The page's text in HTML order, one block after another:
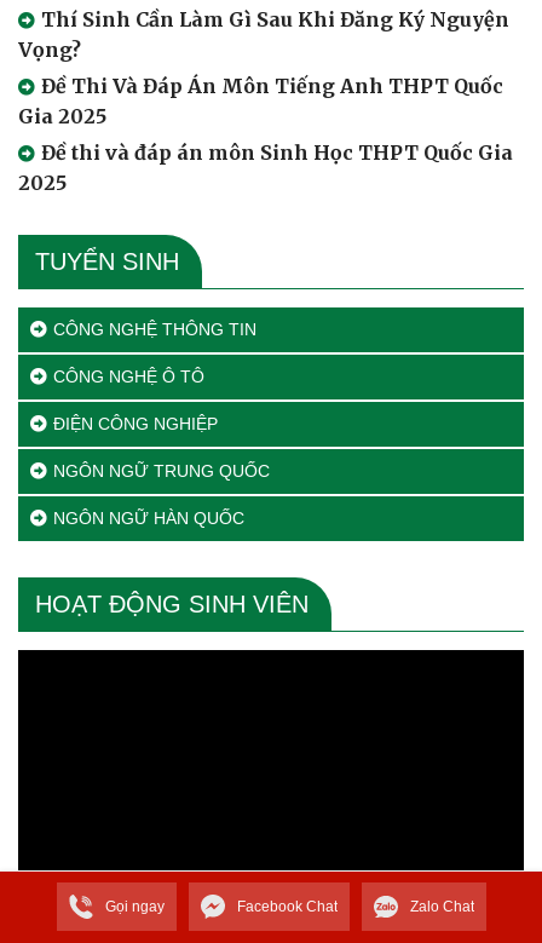
Thí Sinh Cần Làm Gì Sau Khi Đăng Ký Nguyện
Vọng?
Đề Thi Và Đáp Án Môn Tiếng Anh THPT Quốc
Gia 2025
Đề thi và đáp án môn Sinh Học THPT Quốc Gia
2025
TUYỂN SINH
CÔNG NGHỆ THÔNG TIN
CÔNG NGHỆ Ô TÔ
ĐIỆN CÔNG NGHIỆP
NGÔN NGỮ TRUNG QUỐC
NGÔN NGỮ HÀN QUỐC
HOẠT ĐỘNG SINH VIÊN
00:00 03:09
Gọi ngay Facebook Chat Zalo Chat